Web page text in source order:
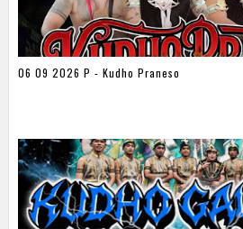
06 09 2026 P - Kudho Praneso